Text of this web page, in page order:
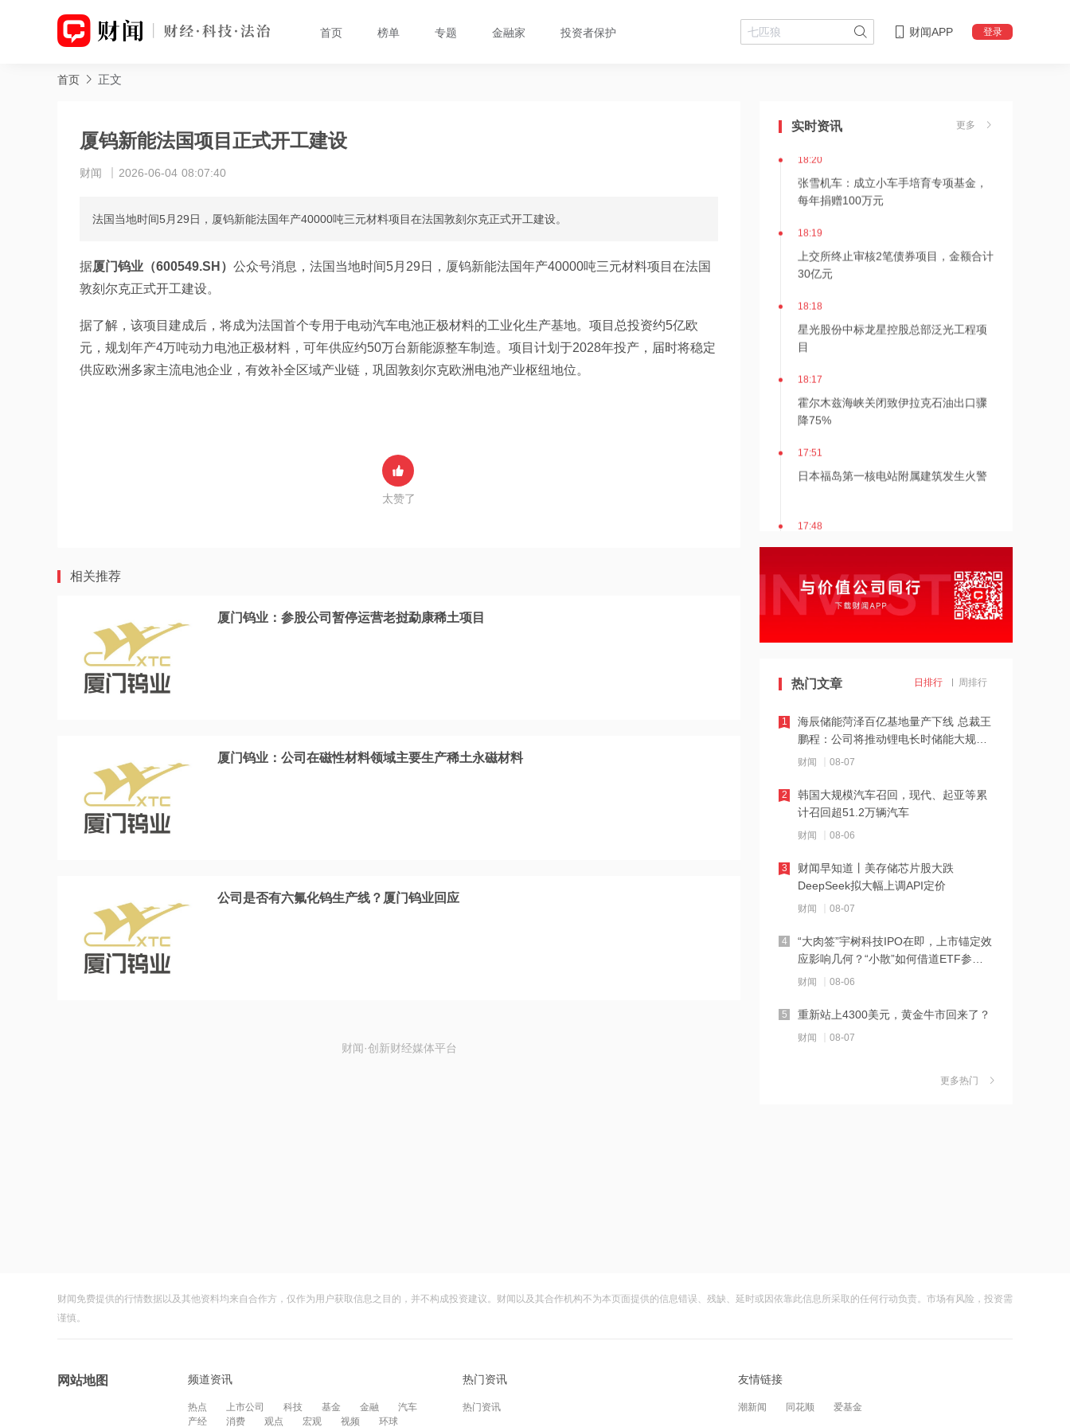
首页 榜单 专题 金融家 投资者保护 财闻APP 登录
首页 正文
厦钨新能法国项目正式开工建设
财闻 2026-06-04 08:07:40
法国当地时间5月29日，厦钨新能法国年产40000吨三元材料项目在法国敦刻尔克正式开工建设。
据厦门钨业（600549.SH） 公众号消息，法国当地时间5月29日，厦钨新能法国年产40000吨三元材料项目在法国
敦刻尔克正式开工建设。
据了解，该项目建成后，将成为法国首个专用于电动汽车电池正极材料的工业化生产基地。项目总投资约5亿欧
元，规划年产4万吨动力电池正极材料，可年供应约50万台新能源整车制造。项目计划于2028年投产，届时将稳定
供应欧洲多家主流电池企业，有效补全区域产业链，巩固敦刻尔克欧洲电池产业枢纽地位。
太赞了
相关推荐
厦门钨业：参股公司暂停运营老挝勐康稀土项目
厦门钨业：公司在磁性材料领域主要生产稀土永磁材料
公司是否有六氟化钨生产线？厦门钨业回应
财闻·创新财经媒体平台
实时资讯 更多
朗条件
18:20
张雪机车：成立小车手培育专项基金，
每年捐赠100万元
18:19
上交所终止审核2笔债券项目，金额合计
30亿元
18:18
星光股份中标龙星控股总部泛光工程项
目
18:17
霍尔木兹海峡关闭致伊拉克石油出口骤
降75%
17:51
日本福岛第一核电站附属建筑发生火警
17:48
金科股份与重庆通用人工智能研究院达
17:48
苹果Mac电脑Apple智能支持使用阿里千
Apple智能可配合阿里千问模型工作
17:03
江波龙：完成37亿元定增事项 发行价格
16:29
美国会参议院通过临时拨款法案
16:25
杰瑞股份：与中核海洋的合作正在有序
16:24
蓝盾光电复牌倒计时！*ST帅电4.1亿跨
16:16
14:08
热门文章 日排行 周排行
海辰储能菏泽百亿基地量产下线 总裁王
鹏程：公司将推动锂电长时储能大规模
交付
财闻 08-07
1
韩国大规模汽车召回，现代、起亚等累
计召回超51.2万辆汽车
财闻 08-06
2
财闻早知道丨美存储芯片股大跌
DeepSeek拟大幅上调API定价
财闻 08-07
3
“大肉签”宇树科技IPO在即，上市锚定效
应影响几何？“小散”如何借道ETF参
与？
财闻 08-06
4
重新站上4300美元，黄金牛市回来了？
财闻 08-07
5
四成？公司回应：设备还在安装中，谈
更多热门
财闻免费提供的行情数据以及其他资料均来自合作方，仅作为用户获取信息之目的，并不构成投资建议。财闻以及其合作机构不为本页面提供的信息错误、残缺、延时或因依靠此信息所采取的任何行动负责。市场有风险，投资需
谨慎。
网站地图 频道资讯
热点 上市公司 科技 基金 金融
汽车
产经
消费 观点 宏观 视频 环球
热门资讯
热门资讯
友情链接
潮新闻 同花顺 爱基金